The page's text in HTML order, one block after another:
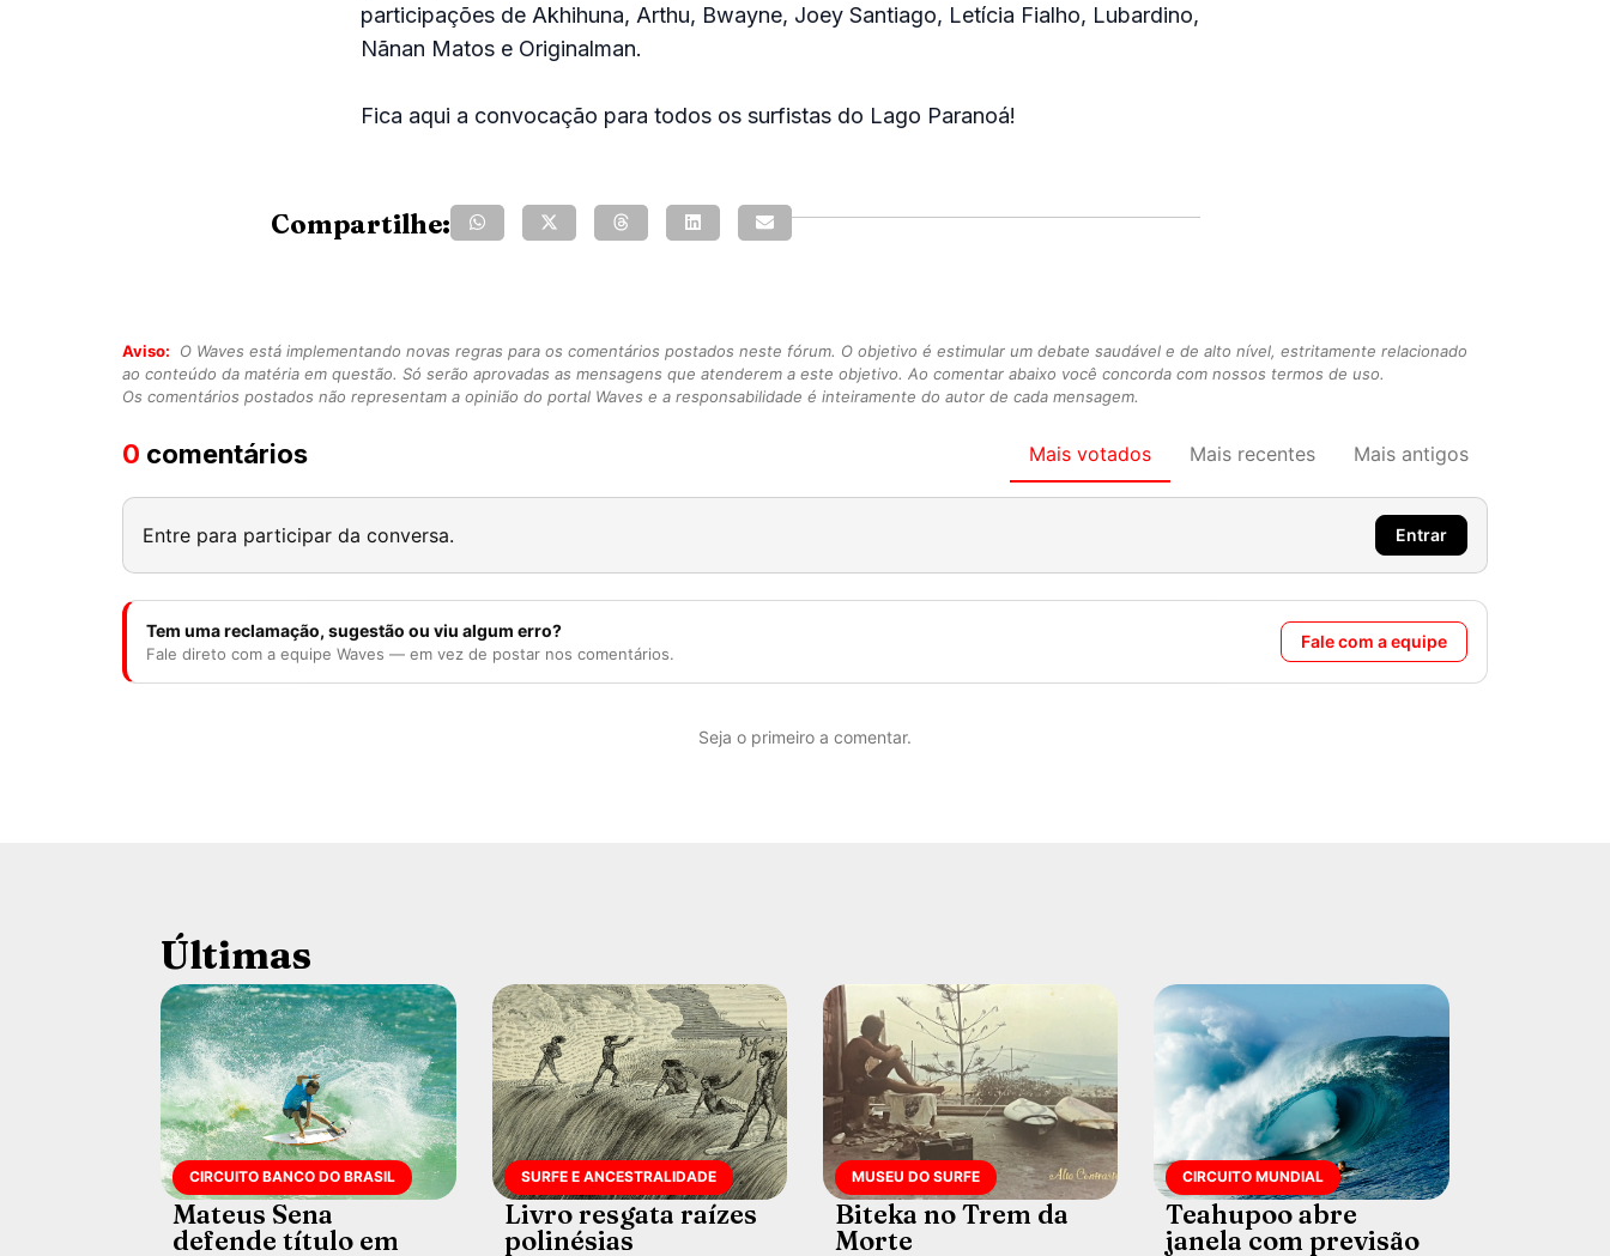
participações de Akhihuna, Arthu, Bwayne, Joey Santiago, Letícia Fialho, Lubardino,
Nãnan Matos e Originalman.
Fica aqui a convocação para todos os surfistas do Lago Paranoá!
Compartilhe:
Aviso:
O Waves está implementando novas regras para os comentários postados neste fórum. O objetivo é estimular um debate saudável e de alto nível, estritamente relacionado
ao conteúdo da matéria em questão. Só serão aprovadas as mensagens que atenderem a este objetivo. Ao comentar abaixo você concorda com nossos termos de uso.
Os comentários postados não representam a opinião do portal Waves e a responsabilidade é inteiramente do autor de cada mensagem.
0 comentários Mais votados Mais recentes Mais antigos
Entre para participar da conversa. Entrar
Tem uma reclamação, sugestão ou viu algum erro?
Fale direto com a equipe Waves — em vez de postar nos comentários.
Fale com a equipe
Seja o primeiro a comentar.
Últimas
CIRCUITO BANCO DO BRASIL
Mateus Sena
defende título em
SURFE E ANCESTRALIDADE
Livro resgata raízes
polinésias
MUSEU DO SURFE
Biteka no Trem da
Morte
CIRCUITO MUNDIAL
Teahupoo abre
janela com previsão